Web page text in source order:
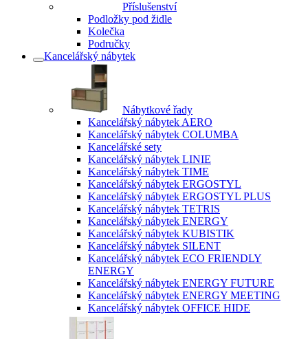
Příslušenství
Podložky pod židle
Kolečka
Područky
Kancelářský nábytek
Nábytkové řady
Kancelářský nábytek AERO
Kancelářský nábytek COLUMBA
Kancelářské sety
Kancelářský nábytek LINIE
Kancelářský nábytek TIME
Kancelářský nábytek ERGOSTYL
Kancelářský nábytek ERGOSTYL PLUS
Kancelářský nábytek TETRIS
Kancelářský nábytek ENERGY
Kancelářský nábytek KUBISTIK
Kancelářský nábytek SILENT
Kancelářský nábytek ECO FRIENDLY
ENERGY
Kancelářský nábytek ENERGY FUTURE
Kancelářský nábytek ENERGY MEETING
Kancelářský nábytek OFFICE HIDE